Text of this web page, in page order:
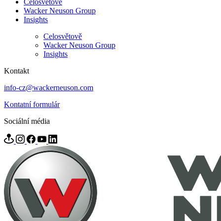
Celosvětově
Wacker Neuson Group
Insights
Celosvětově
Wacker Neuson Group
Insights
Kontakt
info-cz@wackerneuson.com
Kontatní formulár
Sociální média